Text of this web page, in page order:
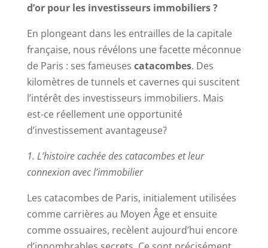
d’or pour les investisseurs immobiliers ?
En plongeant dans les entrailles de la capitale
française, nous révélons une facette méconnue
de Paris : ses fameuses catacombes. Des
kilomètres de tunnels et cavernes qui suscitent
l’intérêt des investisseurs immobiliers. Mais
est-ce réellement une opportunité
d’investissement avantageuse?
1. L’histoire cachée des catacombes et leur
connexion avec l’immobilier
Les catacombes de Paris, initialement utilisées
comme carrières au Moyen Âge et ensuite
comme ossuaires, recèlent aujourd’hui encore